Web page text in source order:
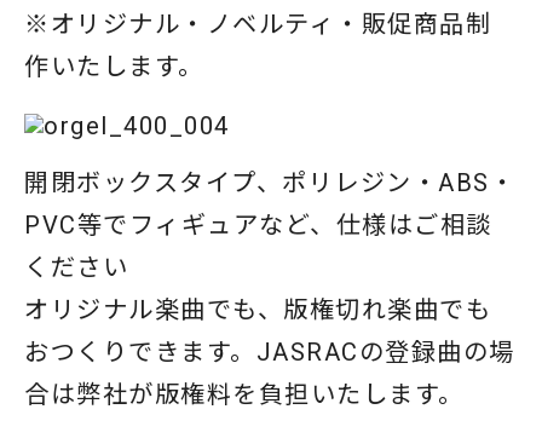
※オリジナル・ノベルティ・販促商品制
作いたします。
開閉ボックスタイプ、ポリレジン・ABS・
PVC等でフィギュアなど、仕様はご相談
ください
オリジナル楽曲でも、版権切れ楽曲でも
おつくりできます。JASRACの登録曲の場
合は弊社が版権料を負担いたします。